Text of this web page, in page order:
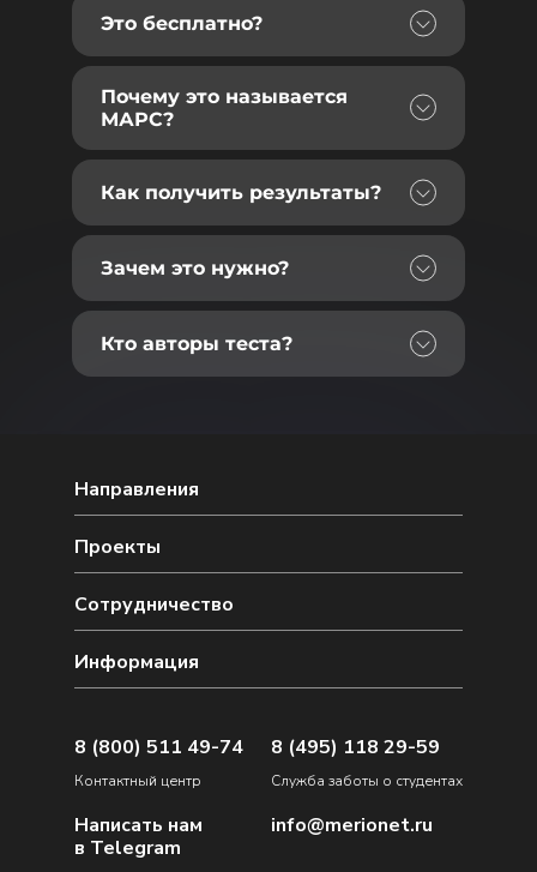
Это бесплатно?
Почему это называется
МАРС?
Как получить результаты?
Зачем это нужно?
Кто авторы теста?
Направления
Сотрудничество
Проекты
Информация
8 (800) 511 49-74
Контактный центр
Написать нам
в Telegram
8 (495) 118 29-59
Служба заботы о студентах
info@merionet.ru